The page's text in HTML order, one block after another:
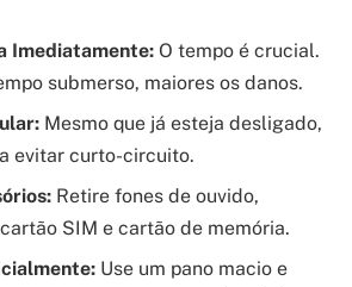
Imediatamente: O tempo é crucial.
submerso, maiores os danos.
Mesmo que já esteja desligado,
evitar curto-circuito.
Retire fones de ouvido,
SIM e cartão de memória.
Use um pano macio e